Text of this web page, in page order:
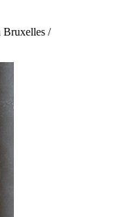
Bruxelles /